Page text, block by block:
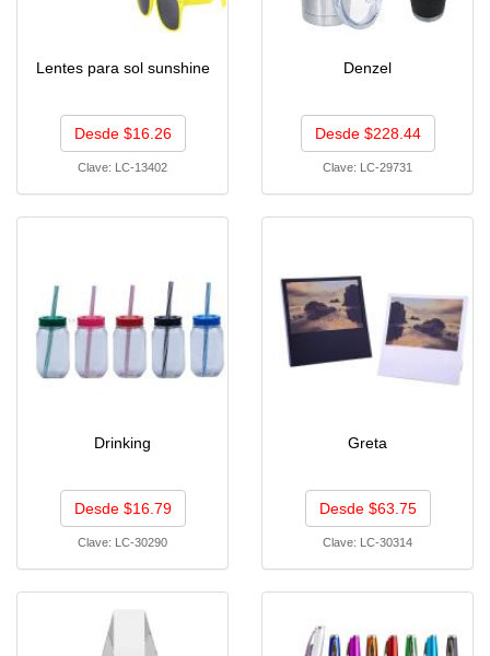
Lentes para sol sunshine
Desde $16.26
Clave: LC-13402
Denzel
Desde $228.44
Clave: LC-29731
Drinking
Desde $16.79
Clave: LC-30290
Greta
Desde $63.75
Clave: LC-30314